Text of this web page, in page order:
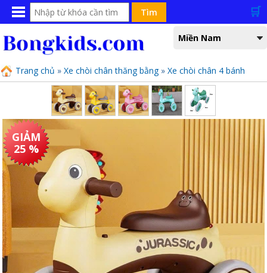
🛒
Miền Nam
Trang chủ » Xe chòi chân thăng bằng» Xe chòi chân 4 bánh
GIẢM
25 %